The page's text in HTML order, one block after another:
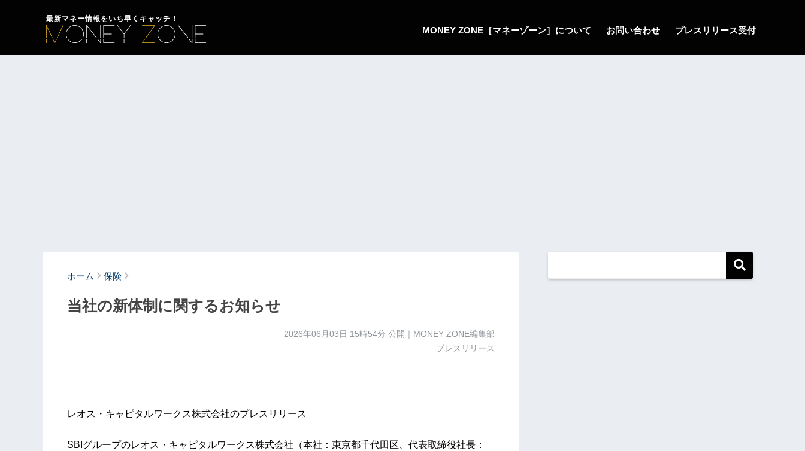
最新マネー情報をいち早くキャッチ！
MONEY ZONE［マネーゾーン］について お問い合わせ プレスリリース受付
ホーム 保険
当社の新体制に関するお知らせ
2026年06月03日 15時54分 公開｜MONEY ZONE編集部
プレスリリース
レオス・キャピタルワークス株式会社のプレスリリース
SBIグループのレオス・キャピタルワークス株式会社（本社：東京都千代田区、代表取締役社長：